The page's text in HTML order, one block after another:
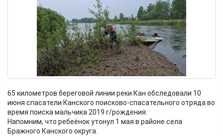
65 километров береговой линии реки Кан обследовали 10
июня спасатели Канского поисково-спасательного отряда во
время поиска мальчика 2019 г/рождения.
Напомним, что ребеёнок утонул 1 мая в районе села
Бражного Канского округа.